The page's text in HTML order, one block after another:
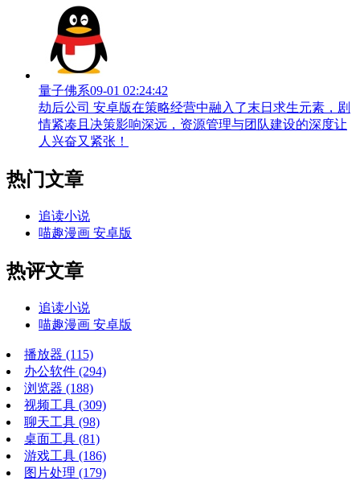
量子佛系09-01 02:24:42
劫后公司 安卓版在策略经营中融入了末日求生元素，剧
情紧凑且决策影响深远，资源管理与团队建设的深度让
人兴奋又紧张！
热门文章
追读小说
喵趣漫画 安卓版
热评文章
追读小说
喵趣漫画 安卓版
播放器 (115)
办公软件 (294)
浏览器 (188)
视频工具 (309)
聊天工具 (98)
桌面工具 (81)
游戏工具 (186)
图片处理 (179)